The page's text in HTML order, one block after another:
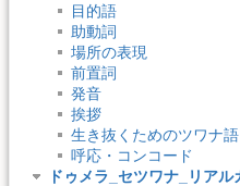
目的語
助動詞
場所の表現
前置詞
発音
挨拶
生き抜くためのツワナ語
呼応・コンコード
ドゥメラ_セツワナ_リア